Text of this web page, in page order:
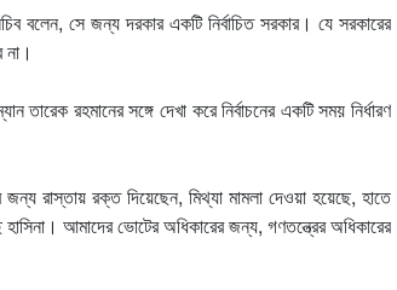
বলেন, সে জন্য দরকার একটি নির্বাচিত সরকার। যে সরকারের
তারেক রহমানের সঙ্গে দেখা করে নির্বাচনের একটি সময় নির্ধারণ
রাস্তায় রক্ত দিয়েছেন, মিথ্যা মামলা দেওয়া হয়েছে, হাতে
আমাদের ভোটের অধিকারের জন্য, গণতন্ত্রের অধিকারের